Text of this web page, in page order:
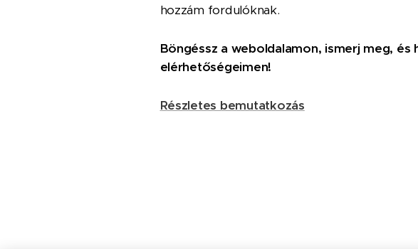
hozzám fordulóknak.
Böngéssz a weboldalamon, ismerj meg,
elérhetőségeimen!
Részletes bemutatkozás